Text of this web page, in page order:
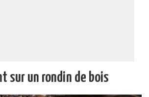
sur un rondin de bois